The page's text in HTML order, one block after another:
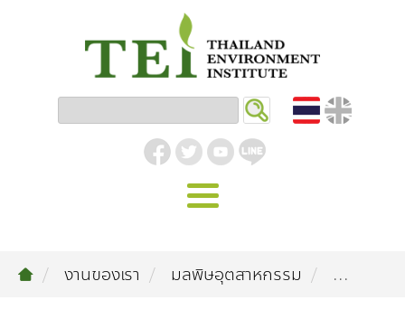
รู้จัก ม.ส.ท.
งานของเรา มลพิษอุตสาหกรรม ...